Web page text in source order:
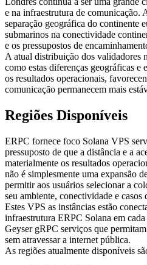
e na infraestrutura de comunicação.
separação geográfica do continente
submarinos na conectividade
e os pressupostos de
A atual distribuição dos validadores
como estas diferenças geográficas e
os resultados operacionais,
comunicação permanecem mais
Regiões Disponíveis
ERPC fornece foco Solana VPS
pressuposto de que a distância e a
materialmente os resultados
não é simplesmente uma expansão
permitir aos usuários selecionar a
seu ambiente, conectividade e casos
Estes VPS as instâncias estão
infraestrutura ERPC Solana em
Geyser gRPC serviços que
sem atravessar a internet pública.
As regiões atualmente disponíveis